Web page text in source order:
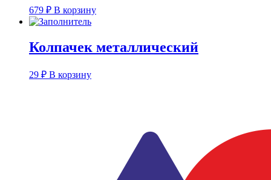
679 ₽ В корзину
Колпачек металлический
29 ₽ В корзину